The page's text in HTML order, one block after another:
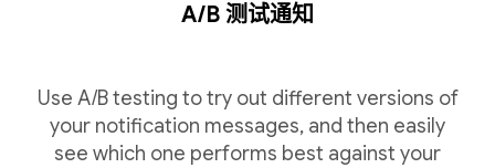
A/B 测试通知
Use A/B testing to try out different versions of
your notification messages, and then easily
see which one performs best against your